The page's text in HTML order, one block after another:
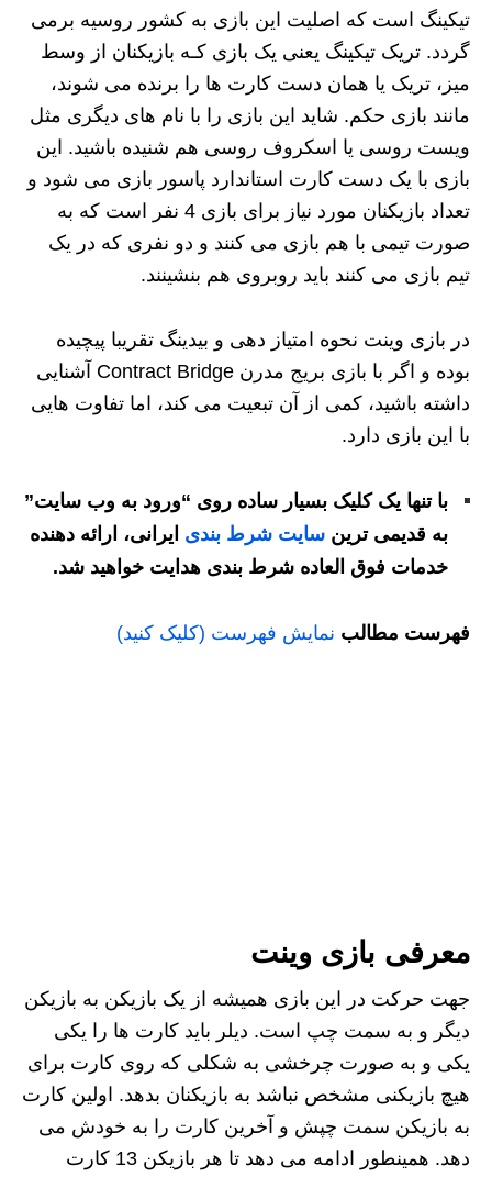
تیکینگ است که اصلیت این بازی به کشور روسیه برمی
گردد. تریک تیکینگ یعنی یک بازی کـه بازیکنان از وسط
میز، تریک یا همان دست کارت ها را برنده می شوند،
مانند بازی حکم. شاید این بازی را با نام های دیگری مثل
ویست روسی یا اسکروف روسی هم شنیده باشید. این
بازی با یک دست کارت استاندارد پاسور بازی می شود و
تعداد بازیکنان مورد نیاز برای بازی 4 نفر است که به
صورت تیمی با هم بازی می کنند و دو نفری که در یک
تیم بازی می کنند باید روبروی هم بنشینند.
در بازی وینت نحوه امتیاز دهی و بیدینگ تقریبا پیچیده
بوده و اگر با بازی بریج مدرن Contract Bridge آشنایی
داشته باشید، کمی از آن تبعیت می کند، اما تفاوت هایی
با این بازی دارد.
با تنها یک کلیک بسیار ساده روی “ورود به وب سایت”
به قدیمی ترین سایت شرط بندی ایرانی، ارائه دهنده
خدمات فوق العاده شرط بندی هدایت خواهید شد.
فهرست مطالب نمایش فهرست (کلیک کنید)
معرفی بازی وینت
جهت حرکت در این بازی همیشه از یک بازیکن به بازیکن
دیگر و به سمت چپ است. دیلر باید کارت ها را یکی
یکی و به صورت چرخشی به شکلی که روی کارت برای
هیچ بازیکنی مشخص نباشد به بازیکنان بدهد. اولین کارت
به بازیکن سمت چپش و آخرین کارت را به خودش می
دهد. همینطور ادامه می دهد تا هر بازیکن 13 کارت